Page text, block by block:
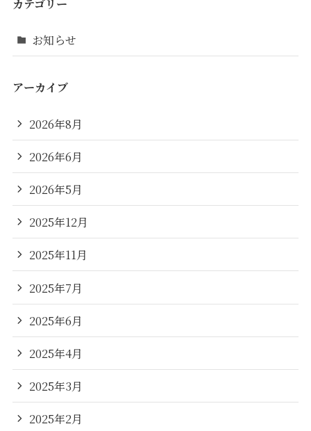
カテゴリー
お知らせ
アーカイブ
2026年8月
2026年6月
2026年5月
2025年12月
2025年11月
2025年7月
2025年6月
2025年4月
2025年3月
2025年2月